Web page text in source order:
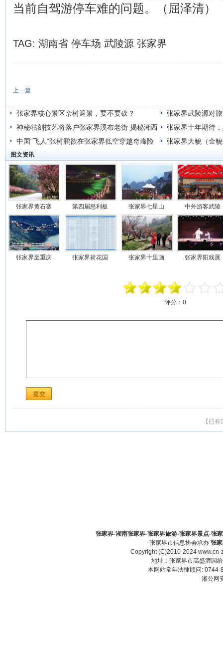
当前自驾游停车难的问题。（屈泽清）
TAG: 湖南省 停车场 武陵源 张家界
上一篇
张家界核心景区杂树遮景，要不要砍？
张家界武陵源对旅
放心满意
神秘牯刻技艺将落户张家界溪布老街 揭秘湘西
奇技
张家界十年期待
中国“飞人”张树鹏欲在张家界低空穿越奇峰险
壑
张家界大鲵（金
图文资讯
张家界黄石寨 第四届慈利板 张家界七星山 中外游客武陵
张家界至重庆 张家界荷花国 张家界十里画 张家界阳戏展
评分： 0
【已
张家界-湖南张家界-张家界旅游-张家界景点-张
张家界市信息协会承办 张
Copyright (C)2010-2024
地址：张家界市高盛澧园
本网站常年法律顾问:
湘公网